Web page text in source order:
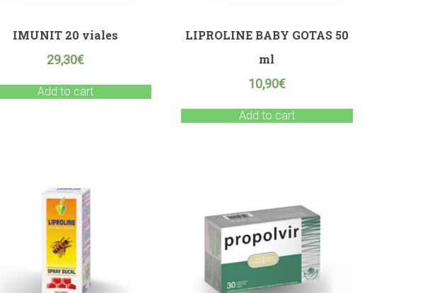
IMUNIT 20 viales
29,30€
Add to cart
LIPROLINE BABY GOTAS 50
ml
10,90€
Add to cart